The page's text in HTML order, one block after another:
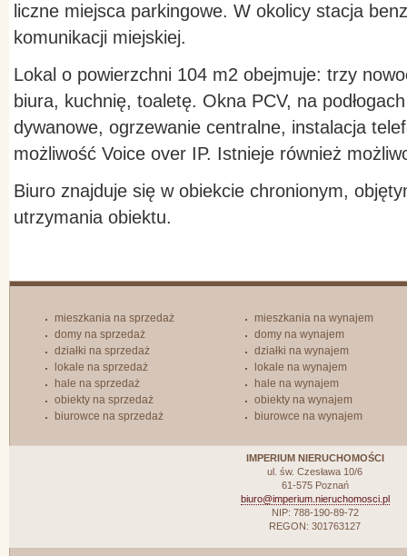
liczne miejsca parkingowe. W okolicy stacja
komunikacji miejskiej.
Lokal o powierzchni 104 m2 obejmuje: trzy
biura, kuchnię, toaletę. Okna PCV, na podłogach
dywanowe, ogrzewanie centralne, instalacja
możliwość Voice over IP. Istnieje również
Biuro znajduje się w obiekcie chronionym,
utrzymania obiektu.
mieszkania na sprzedaż
domy na sprzedaż
działki na sprzedaż
lokale na sprzedaż
hale na sprzedaż
obiekty na sprzedaż
biurowce na sprzedaż
mieszkania na wynajem
domy na wynajem
działki na wynajem
lokale na wynajem
hale na wynajem
obiekty na wynajem
biurowce na wynajem
IMPERIUM NIERUCHOMOŚCI
ul. św. Czesława 10/6
61-575 Poznań
biuro@imperium.nieruchomosci.pl
NIP: 788-190-89-72
REGON: 301763127